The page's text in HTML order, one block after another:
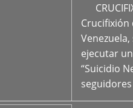
Crucifixión
ejecutar
“Suicidio